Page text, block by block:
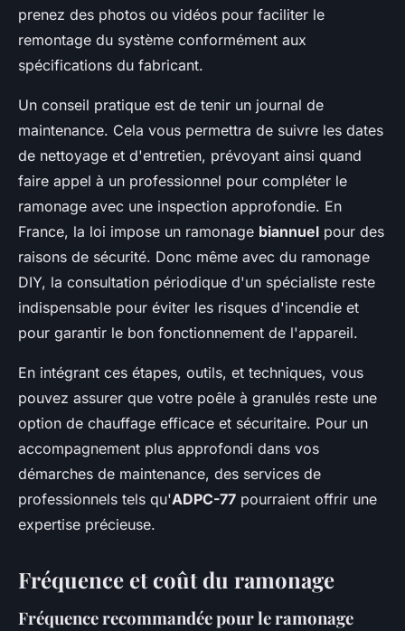
prenez des photos ou vidéos pour faciliter le
remontage du système conformément aux
spécifications du fabricant.
Un conseil pratique est de tenir un journal de
maintenance. Cela vous permettra de suivre les dates
de nettoyage et d'entretien, prévoyant ainsi quand
faire appel à un professionnel pour compléter le
ramonage avec une inspection approfondie. En
France, la loi impose un ramonage biannuel pour des
raisons de sécurité. Donc même avec du ramonage
DIY, la consultation périodique d'un spécialiste reste
indispensable pour éviter les risques d'incendie et
pour garantir le bon fonctionnement de l'appareil.
En intégrant ces étapes, outils, et techniques, vous
pouvez assurer que votre poêle à granulés reste une
option de chauffage efficace et sécuritaire. Pour un
accompagnement plus approfondi dans vos
démarches de maintenance, des services de
professionnels tels qu'ADPC-77 pourraient offrir une
expertise précieuse.
Fréquence et coût du ramonage
Fréquence recommandée pour le ramonage